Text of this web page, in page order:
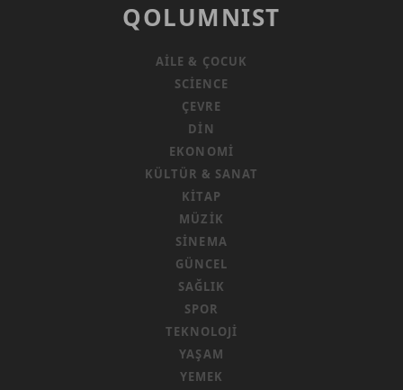
QOLUMNIST
AILE & ÇOCUK
SCIENCE
ÇEVRE
DIN
EKONOMI
KÜLTÜR & SANAT
KITAP
MÜZIK
SINEMA
GÜNCEL
SAĞLIK
SPOR
TEKNOLOJI
YAŞAM
YEMEK